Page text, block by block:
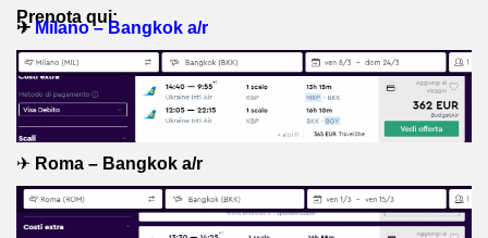
Prenota qui:
✈ Milano – Bangkok a/r
✈ Roma – Bangkok a/r